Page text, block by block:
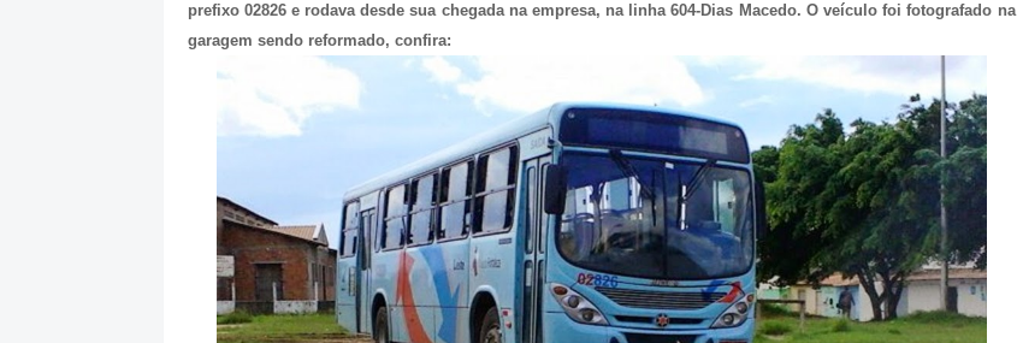
prefixo 02826 e rodava desde sua chegada na empresa, na linha 604-Dias Macedo. O veículo foi fotografado na
garagem sendo reformado, confira: